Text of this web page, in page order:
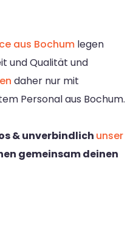
aus Bochum legen
und Qualität und
daher nur mit
Personal aus Bochum.
& unverbindlich unser
gemeinsam deinen